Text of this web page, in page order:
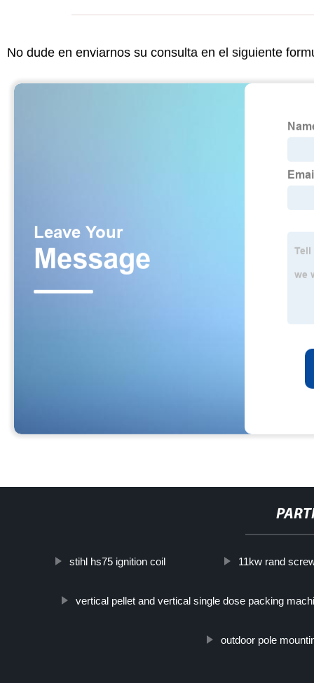
No dude en enviarnos su consulta en el siguiente
stihl hs75 ignition coil 11kw rand
vertical pellet and vertical single dose packing
outdoor pole